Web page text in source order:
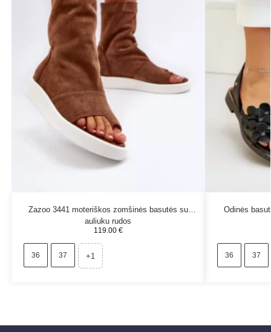
Zazoo 3441 moteriškos zomšinės basutės su
auliuku rudos
119.00 €
36 37 +1
Odinės
36 37